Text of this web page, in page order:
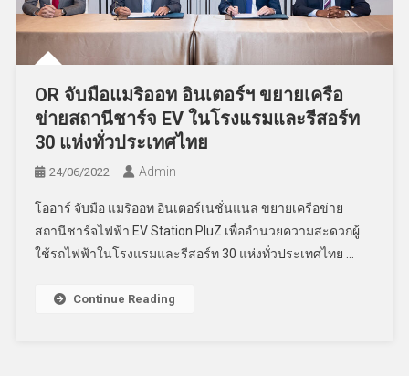
OR จับมือแมริออท อินเตอร์ฯ ขยายเครือ
ข่ายสถานีชาร์จ EV ในโรงแรมและรีสอร์ท
30 แห่งทั่วประเทศไทย
24/06/2022 Admin
โออาร์ จับมือ แมริออท อินเตอร์เนชั่นแนล ขยายเครือข่าย
สถานีชาร์จไฟฟ้า EV Station PluZ เพื่ออำนวยความสะดวกผู้
ใช้รถไฟฟ้าในโรงแรมและรีสอร์ท 30 แห่งทั่วประเทศไทย …
Continue Reading